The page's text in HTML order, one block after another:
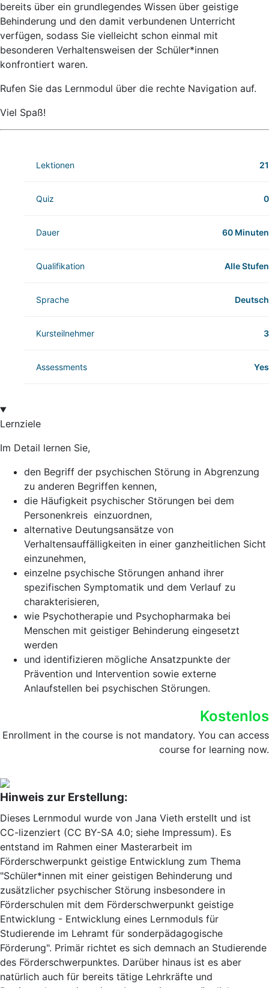
bereits über ein grundlegendes Wissen über geistige
Behinderung und den damit verbundenen Unterricht
verfügen, sodass Sie vielleicht schon einmal mit
besonderen Verhaltensweisen der Schüler*innen
konfrontiert waren.
Rufen Sie das Lernmodul über die rechte Navigation auf.
Viel Spaß!
Lektionen 21
Quiz 0
Dauer 60 Minuten
Qualifikation Alle Stufen
Sprache Deutsch
Kursteilnehmer 3
Assessments Yes
Lernziele
Im Detail lernen Sie,
den Begriff der psychischen Störung in Abgrenzung
zu anderen Begriffen kennen,
die Häufigkeit psychischer Störungen bei dem
Personenkreis einzuordnen,
alternative Deutungsansätze von
Verhaltensauffälligkeiten in einer ganzheitlichen Sicht
einzunehmen,
einzelne psychische Störungen anhand ihrer
spezifischen Symptomatik und dem Verlauf zu
charakterisieren,
wie Psychotherapie und Psychopharmaka bei
Menschen mit geistiger Behinderung eingesetzt
werden
und identifizieren mögliche Ansatzpunkte der
Prävention und Intervention sowie externe
Anlaufstellen bei psychischen Störungen.
Kostenlos
Enrollment in the course is not mandatory. You can access
course for learning now.
Hinweis zur Erstellung:
Dieses Lernmodul wurde von Jana Vieth erstellt und ist
CC-lizenziert (CC BY-SA 4.0; siehe Impressum). Es
entstand im Rahmen einer Masterarbeit im
Förderschwerpunkt geistige Entwicklung zum Thema
"Schüler*innen mit einer geistigen Behinderung und
zusätzlicher psychischer Störung insbesondere in
Förderschulen mit dem Förderschwerpunkt geistige
Entwicklung - Entwicklung eines Lernmoduls für
Studierende im Lehramt für sonderpädagogische
Förderung". Primär richtet es sich demnach an Studierende
des Förderschwerpunktes. Darüber hinaus ist es aber
natürlich auch für bereits tätige Lehrkräfte und